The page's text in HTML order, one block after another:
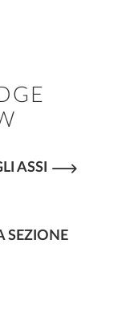
ASSI
SEZIONE